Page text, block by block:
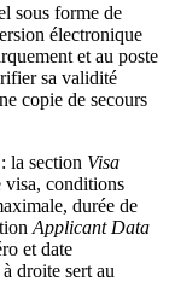
sous forme de
électronique
et au poste
sa validité
copie de secours
la section Visa
visa, conditions
durée de
Applicant Data
et date
droite sert au